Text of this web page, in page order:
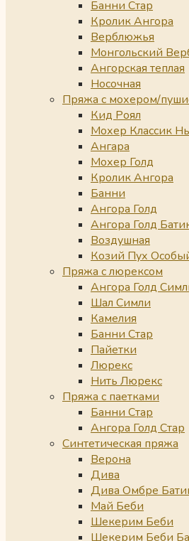
Банни Стар
Кролик Ангора
Верблюжья
Монгольский
Ангорская теплая
Носочная
Пряжа с мохером/
Кид Роял
Мохер Классик
Ангара
Мохер Голд
Кролик Ангора
Банни
Ангора Голд
Ангора Голд
Воздушная
Козий Пух
Пряжа с люрексом
Ангора Голд
Шал Симли
Камелия
Банни Стар
Пайетки
Люрекс
Нить Люрекс
Пряжа с паетками
Банни Стар
Ангора Голд Стар
Синтетическая пряжа
Верона
Дива
Дива Омбре
Май Беби
Шекерим Беби
Шекерим Беби